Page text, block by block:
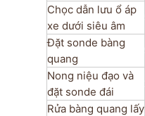
Chọc dẫn lưu ổ áp
xe dưới siêu âm
Đặt sonde bàng
quang
Nong niệu đạo và
đặt sonde đái
Rửa bàng quang lấy